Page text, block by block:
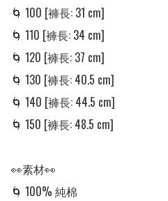
🌀 100 [褲長: 31 cm]
🌀 110 [褲長: 34 cm]
🌀 120 [褲長: 37 cm]
🌀 130 [褲長: 40.5 cm]
🌀 140 [褲長: 44.5 cm]
🌀 150 [褲長: 48.5 cm]
👀素材👀
🌀 100% 純棉